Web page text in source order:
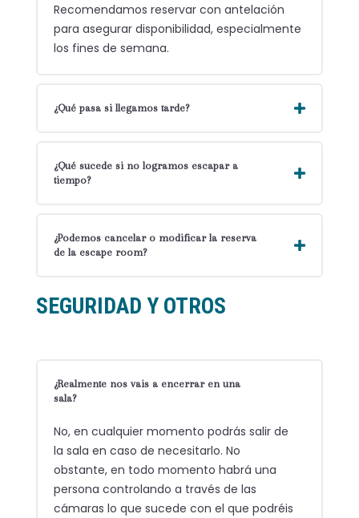
Recomendamos reservar con antelación
para asegurar disponibilidad, especialmente
los fines de semana.
¿Qué pasa si llegamos tarde?
¿Qué sucede si no logramos escapar a
tiempo?
¿Podemos cancelar o modificar la reserva
de la escape room?
SEGURIDAD Y OTROS
¿Realmente nos vais a encerrar en una
sala?
No, en cualquier momento podrás salir de
la sala en caso de necesitarlo. No
obstante, en todo momento habrá una
persona controlando a través de las
cámaras lo que sucede con el que podréis